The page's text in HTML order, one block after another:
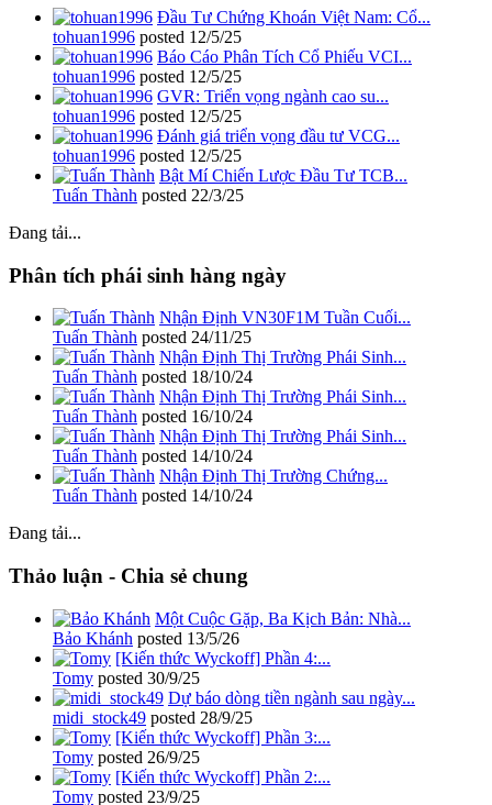
Đầu Tư Chứng Khoán Việt Nam: Cổ...
tohuan1996 posted 12/5/25
Báo Cáo Phân Tích Cổ Phiếu VCI...
tohuan1996 posted 12/5/25
GVR: Triển vọng ngành cao su...
tohuan1996 posted 12/5/25
Đánh giá triển vọng đầu tư VCG...
tohuan1996 posted 12/5/25
Bật Mí Chiến Lược Đầu Tư TCB...
Tuấn Thành posted 22/3/25
Đang tải...
Phân tích phái sinh hàng ngày
Nhận Định VN30F1M Tuần Cuối...
Tuấn Thành posted 24/11/25
Nhận Định Thị Trường Phái Sinh...
Tuấn Thành posted 18/10/24
Nhận Định Thị Trường Phái Sinh...
Tuấn Thành posted 16/10/24
Nhận Định Thị Trường Phái Sinh...
Tuấn Thành posted 14/10/24
Nhận Định Thị Trường Chứng...
Tuấn Thành posted 14/10/24
Đang tải...
Thảo luận - Chia sẻ chung
Một Cuộc Gặp, Ba Kịch Bản: Nhà...
Bảo Khánh posted 13/5/26
[Kiến thức Wyckoff] Phần 4:...
Tomy posted 30/9/25
Dự báo dòng tiền ngành sau ngày...
midi_stock49 posted 28/9/25
[Kiến thức Wyckoff] Phần 3:...
Tomy posted 26/9/25
[Kiến thức Wyckoff] Phần 2:...
Tomy posted 23/9/25